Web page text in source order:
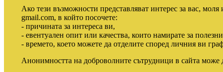
Ако тези възможности представляват интерес за вас, моля
gmail.com, в който посочете:
- причината за интереса ви,
- евентуален опит или качества, които намирате за
- времето, което можете да отделите според личния ви
Анонимността на доброволните сътрудници в сайта може